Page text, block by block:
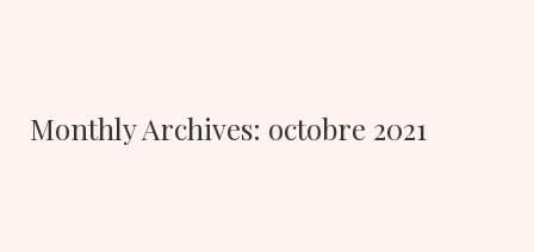
Monthly Archives: octobre 2021